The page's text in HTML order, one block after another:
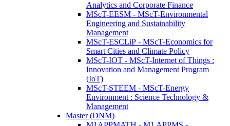
Analytics and Corporate Finance
MScT-EESM - MScT-Environmental
Engineering and Sustainability
Management
MScT-ESCLiP - MScT-Economics for
Smart Cities and Climate Policy
MScT-IOT - MScT-Internet of Things :
Innovation and Management Program
(IoT)
MScT-STEEM - MScT-Energy
Environment : Science Technology &
Management
Master (DNM)